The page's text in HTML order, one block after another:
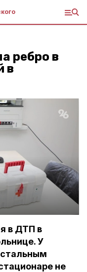
ребро в
в
в ДТП в
У
не